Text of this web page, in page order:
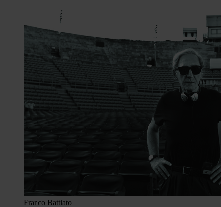
Franco Battiato